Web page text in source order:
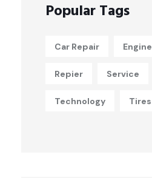
Popular Tags
Car Repair Engine
Repier Service
Technology Tires